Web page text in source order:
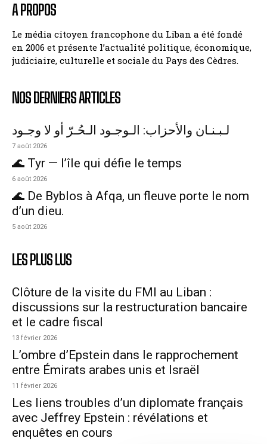
A PROPOS
Le média citoyen francophone du Liban a été fondé
en 2006 et présente l’actualité politique, économique,
judiciaire, culturelle et sociale du Pays des Cèdres.
NOS DERNIERS ARTICLES
لـبـنـان والأحزاب: الـوجـود الـحُـرّ أو لا وجـود
7 août 2026
🌊 Tyr — l’île qui défie le temps
6 août 2026
🌊 De Byblos à Afqa, un fleuve porte le nom
d’un dieu.
5 août 2026
LES PLUS LUS
Clôture de la visite du FMI au Liban :
discussions sur la restructuration bancaire
et le cadre fiscal
13 février 2026
L’ombre d’Epstein dans le rapprochement
entre Émirats arabes unis et Israël
11 février 2026
Les liens troubles d’un diplomate français
avec Jeffrey Epstein : révélations et
enquêtes en cours